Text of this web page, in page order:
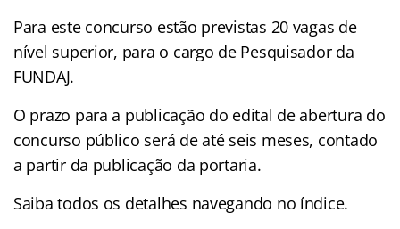
Para este concurso estão previstas 20 vagas de
nível superior, para o cargo de Pesquisador da
FUNDAJ.
O prazo para a publicação do edital de abertura do
concurso público será de até seis meses, contado
a partir da publicação da portaria.
Saiba todos os detalhes navegando no índice.